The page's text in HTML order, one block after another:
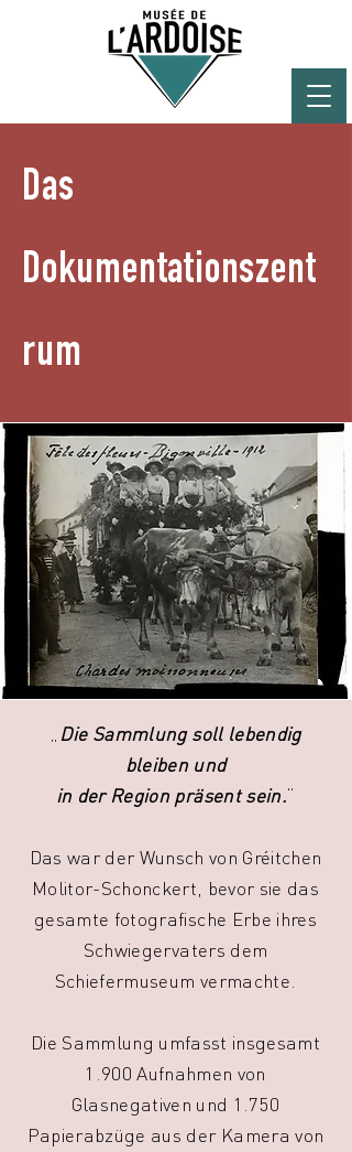
Das
Dokumentationszent
rum
Die Sammlung soll lebendig
bleiben und
in der Region präsent sein.“
Das war der Wunsch von Gréitchen
Molitor-Schonckert, bevor sie das
gesamte fotografische Erbe ihres
Schwiegervaters dem
Schiefermuseum vermachte.
Die Sammlung umfasst insgesamt
1.900 Aufnahmen von
Glasnegativen und 1.750
Papierabzüge aus der Kamera von